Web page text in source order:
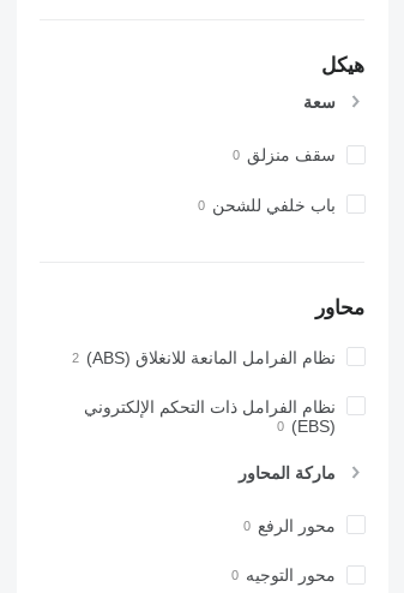
هيكل
سعة
سقف منزلق
باب خلفي للشحن
محاور
نظام الفرامل المانعة للانغلاق (ABS)
نظام الفرامل ذات التحكم الإلكتروني
(EBS)
ماركة المحاور
محور الرفع
محور التوجيه